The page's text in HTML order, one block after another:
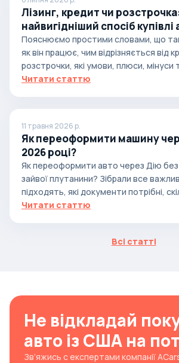
Лізинг, кредит чи
найвигідніший спосіб
Пояснюємо простими словами, що
як він працює, чим відрізняється від
розстрочки, які умови, плюси, мінуси
Читати статтю
11 травня 2026 р.
Як переоформити машину
2026 році?
Як переоформити авто через Дію без
зайвої плутанини? Зібрали все
підходять, які документи потрібні,
Читати статтю
Всі статті
Не відкладай
авто із США на
Зв’яжись с експертами компанії